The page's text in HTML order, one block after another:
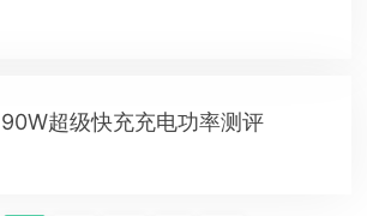
90W超级快充充电功率测评